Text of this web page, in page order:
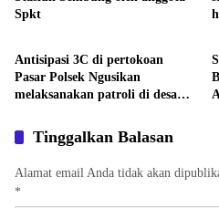
SpktPolsek Jajaran
Antisipasi 3C di pertokoan
Pasar Polsek Ngusikan
melaksanakan patroli di desa
Tinggalkan Balasan
Alamat email Anda tidak akan
*